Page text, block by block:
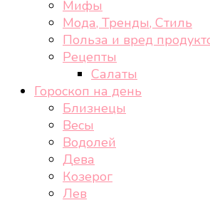
Мифы
Мода, Тренды, Стиль
Польза и вред
Рецепты
Салаты
Гороскоп на день
Близнецы
Весы
Водолей
Дева
Козерог
Лев